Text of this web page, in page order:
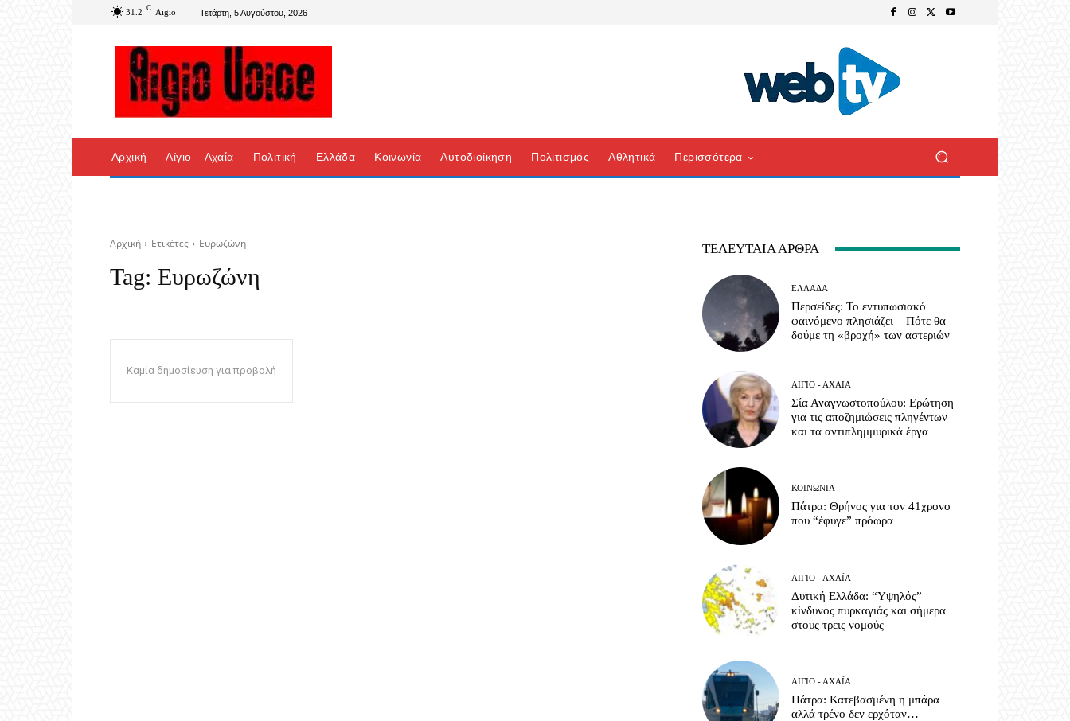
31.2 C Aigio Τετάρτη, 5 Αυγούστου, 2026
Αρχική Αίγιο – Αχαΐα Πολιτική Ελλάδα Κοινωνία Αυτοδιοίκηση Πολιτισμός Αθλητικά Περισσότερα
Αρχική Ετικέτες Ευρωζώνη
Tag: Ευρωζώνη
Καμία δημοσίευση για προβολή
ΤΕΛΕΥΤΑΊΑ ΆΡΘΡΑ
ΕΛΛΆΔΑ
Περσείδες: Το εντυπωσιακό
φαινόμενο πλησιάζει – Πότε θα
δούμε τη «βροχή» των αστεριών
ΑΊΓΙΟ - ΑΧΑΪ́Α
Σία Αναγνωστοπούλου: Ερώτηση
για τις αποζημιώσεις πληγέντων
και τα αντιπλημμυρικά έργα
ΚΟΙΝΩΝΊΑ
Πάτρα: Θρήνος για τον 41χρονο
που “έφυγε” πρόωρα
ΑΊΓΙΟ - ΑΧΑΪ́Α
Δυτική Ελλάδα: “Υψηλός”
κίνδυνος πυρκαγιάς και σήμερα
στους τρεις νομούς
ΑΊΓΙΟ - ΑΧΑΪ́Α
Πάτρα: Κατεβασμένη η μπάρα
αλλά τρένο δεν ερχόταν…